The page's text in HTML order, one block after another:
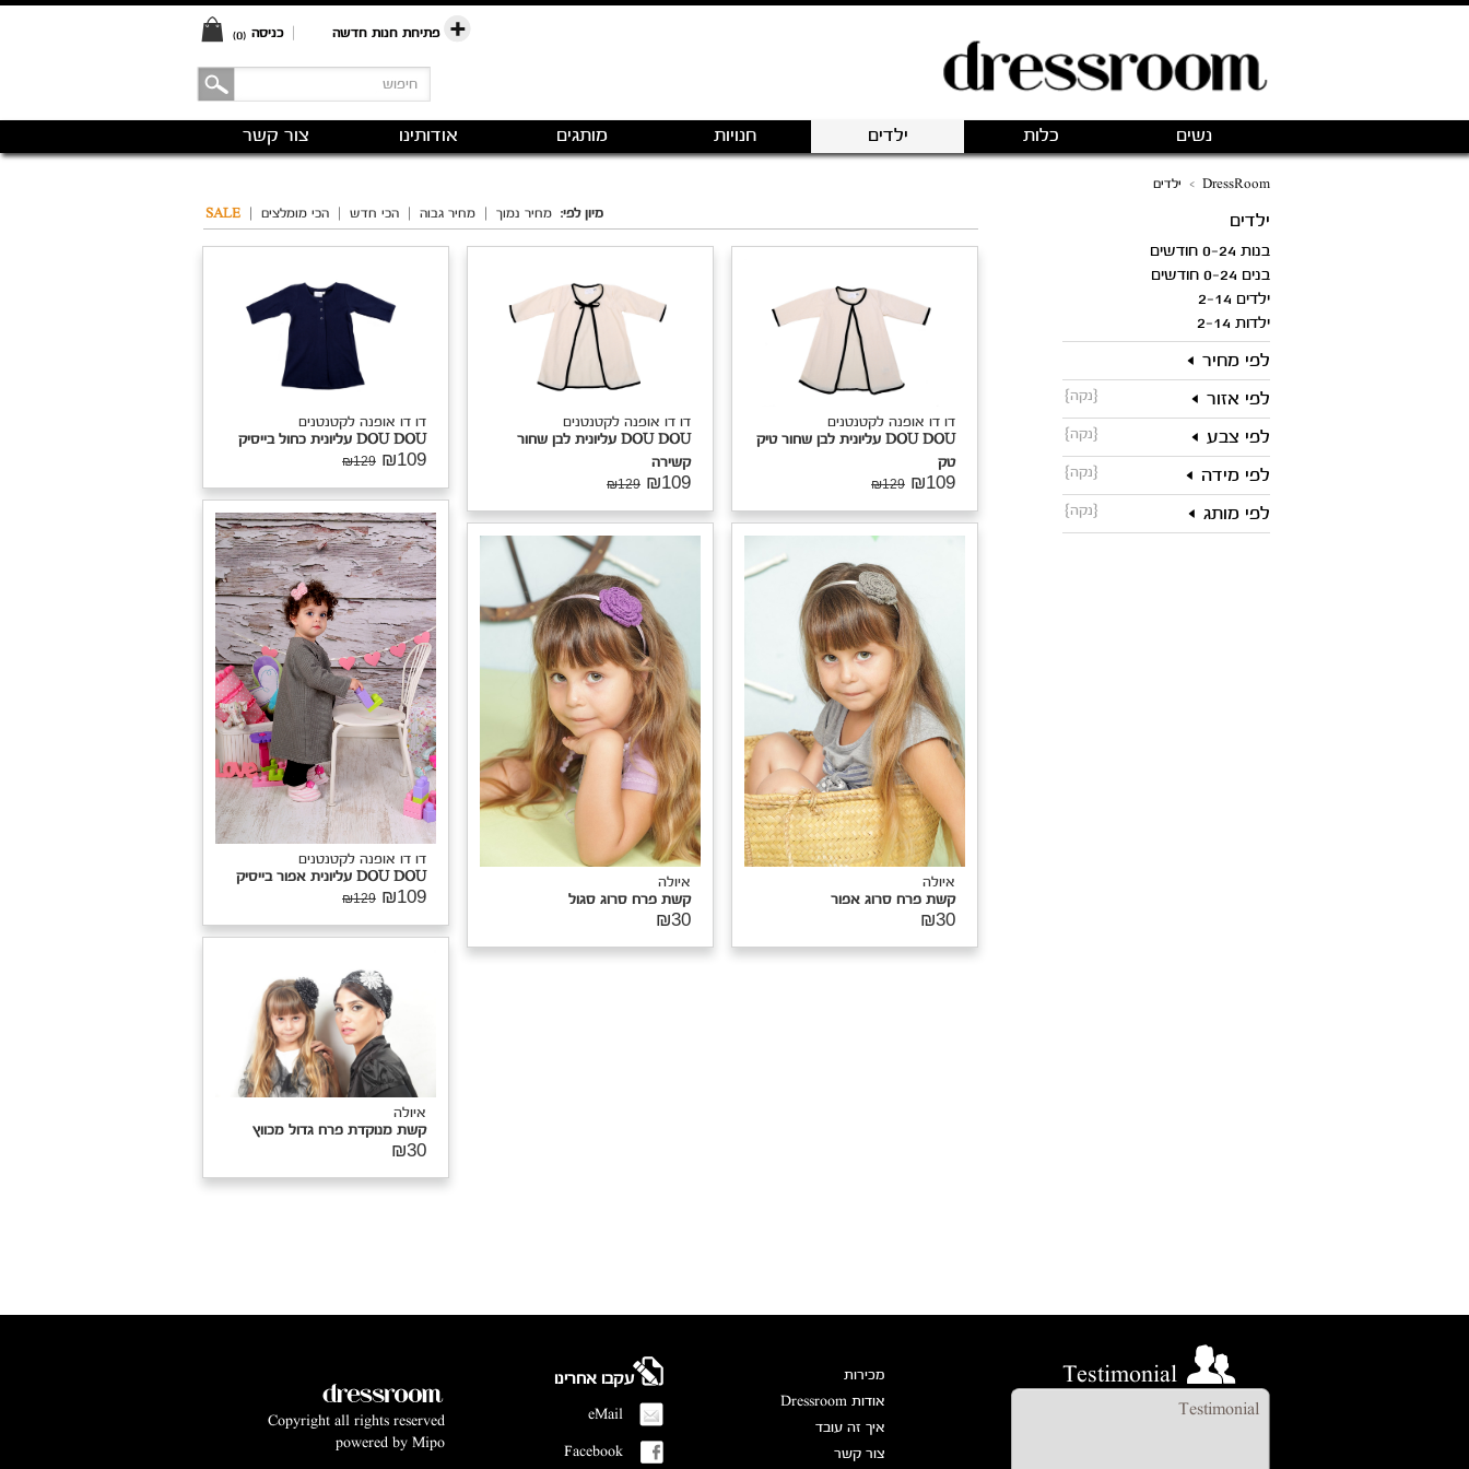
פתיחת חנות חדשה כניסה (0)
נשים כלות ילדים חנויות מותגים אודותינו צור קשר
DressRoom
> ילדים
ילדים
בנות 0-24 חודשים
בנים 0-24 חודשים
ילדים 2-14
ילדות 2-14
לפי מחיר
{נקה} לפי אזור
{נקה} לפי צבע
{נקה} לפי מידה
{נקה} לפי מותג
מיון לפי: מחיר נמוך מחיר גבוה הכי חדש הכי מומלצים SALE
דו דו אופנה לקטנטנים
DOU DOU עליונית לבן שחור טיק
טק
₪109
₪129
דו דו אופנה לקטנטנים
DOU DOU עליונית לבן שחור
קשירה
₪109
₪129
דו דו אופנה לקטנטנים
DOU DOU עליונית כחול בייסיק
₪109
₪129
דו דו אופנה לקטנטנים
DOU DOU עליונית אפור בייסיק
₪109
₪129
איולה
קשת פרח סרוג אפור
₪30
איולה
קשת פרח סרוג סגול
₪30
איולה
קשת מנוקדת פרח גדול מכווץ
₪30
Testimonial
Testimonial
מכירות
אודות Dressroom
איך זה עובד
צור קשר
עקבו אחרינו
eMail
Facebook
Copyright all rights reserved
powered by Mipo